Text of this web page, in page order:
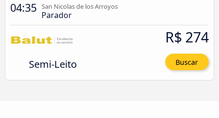
04:35 San Nicolas de los Arroyos
Parador
Semi-Leito
R$ 274
Buscar